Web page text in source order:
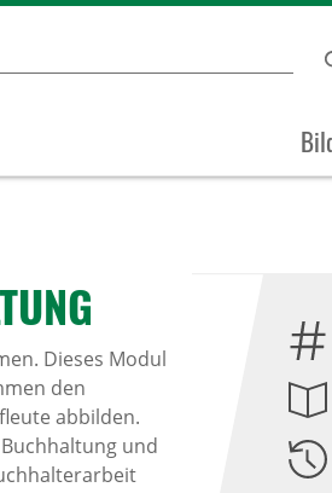
Dieses Modul
den
abbilden.
und